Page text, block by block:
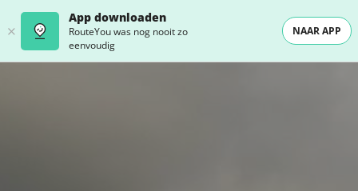
App downloaden
RouteYou was nog nooit zo
eenvoudig
NAAR APP